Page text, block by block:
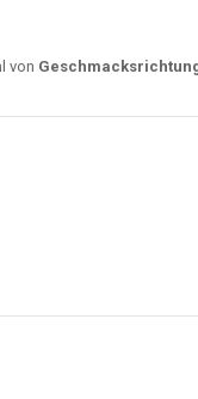
von